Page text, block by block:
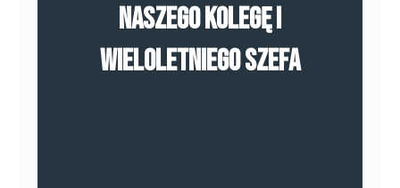
naszego kolegę i
wieloletniego szefa